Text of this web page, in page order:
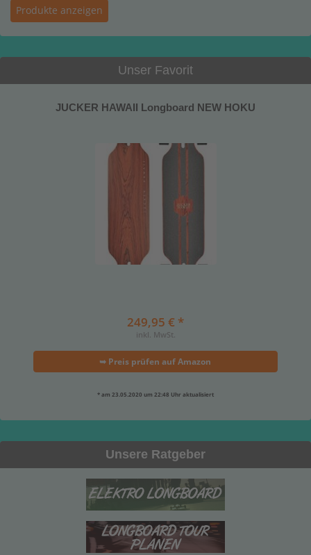
Unser Favorit
JUCKER HAWAII Longboard NEW HOKU
249,95 € *
inkl. MwSt.
➥ Preis prüfen auf Amazon
* am 23.05.2020 um 22:48 Uhr aktualisiert
Unsere Ratgeber